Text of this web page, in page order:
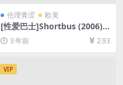
伦理青涩 欧美
[性爱巴士]Shortbus (2006)
[百度网盘+迅雷云盘资源1080
P超清未删减][MP4/6GB][中
英字幕]【手机无法在线播放，
请下载防和谐压缩包（含解压
密码）】
3 年前 2.93
VIP